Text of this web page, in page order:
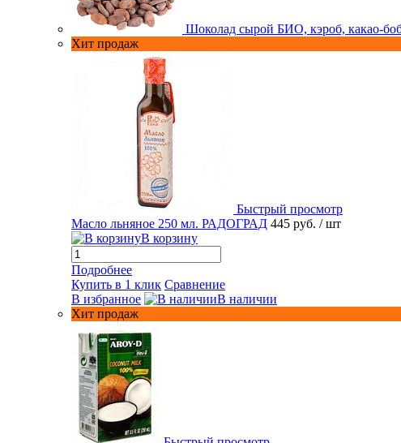
Шоколад сырой БИО, кэроб, какао-
Хит продаж
Быстрый просмотр
Масло льняное 250 мл. РАДОГРАД 445 руб. / шт
В корзину
Подробнее
Купить в 1 клик Сравнение
В избранное
В наличии
Хит продаж